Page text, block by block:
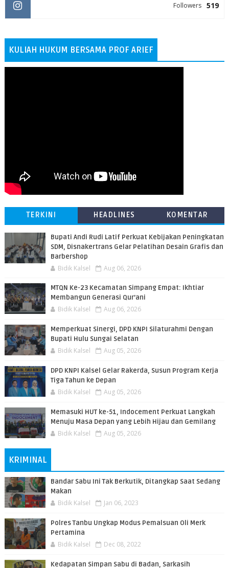
519
Followers
KULIAH HUKUM BERSAMA PROF ARIEF
TERKINI HEADLINES KOMENTAR
Bupati Andi Rudi Latif Perkuat Kebijakan Peningkatan
SDM, Disnakertrans Gelar Pelatihan Desain Grafis dan
Barbershop
Bidik Kalsel Aug 06, 2026
MTQN Ke-23 Kecamatan Simpang Empat: Ikhtiar
Membangun Generasi Qur’ani
Bidik Kalsel Aug 06, 2026
Memperkuat Sinergi, DPD KNPI Silaturahmi Dengan
Bupati Hulu Sungai Selatan
Bidik Kalsel Aug 05, 2026
DPD KNPI Kalsel Gelar Rakerda, Susun Program Kerja
Tiga Tahun ke Depan
Bidik Kalsel Aug 05, 2026
Memasuki HUT ke-51, Indocement Perkuat Langkah
Menuju Masa Depan yang Lebih Hijau dan Gemilang
Bidik Kalsel Aug 05, 2026
KRIMINAL
Bandar Sabu Ini Tak Berkutik, Ditangkap Saat Sedang
Makan
Bidik Kalsel Jan 06, 2023
Polres Tanbu Ungkap Modus Pemalsuan Oli Merk
Pertamina
Bidik Kalsel Dec 08, 2022
Kedapatan Simpan Sabu di Badan, Sarkasih